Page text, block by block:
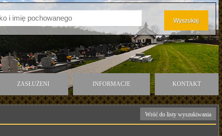
ZASŁUŻENI INFORMACJE KONTAKT
Wróć do listy wyszukiwania